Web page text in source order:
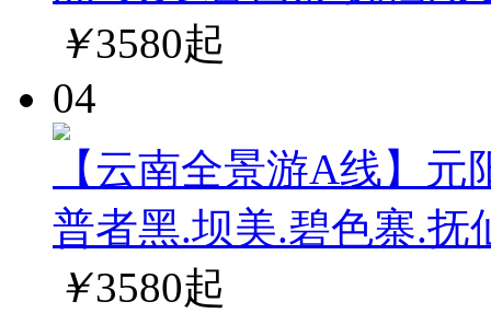
￥3580起
04
【云南全景游A线】
普者黑.坝美.碧色寨.抚
￥3580起